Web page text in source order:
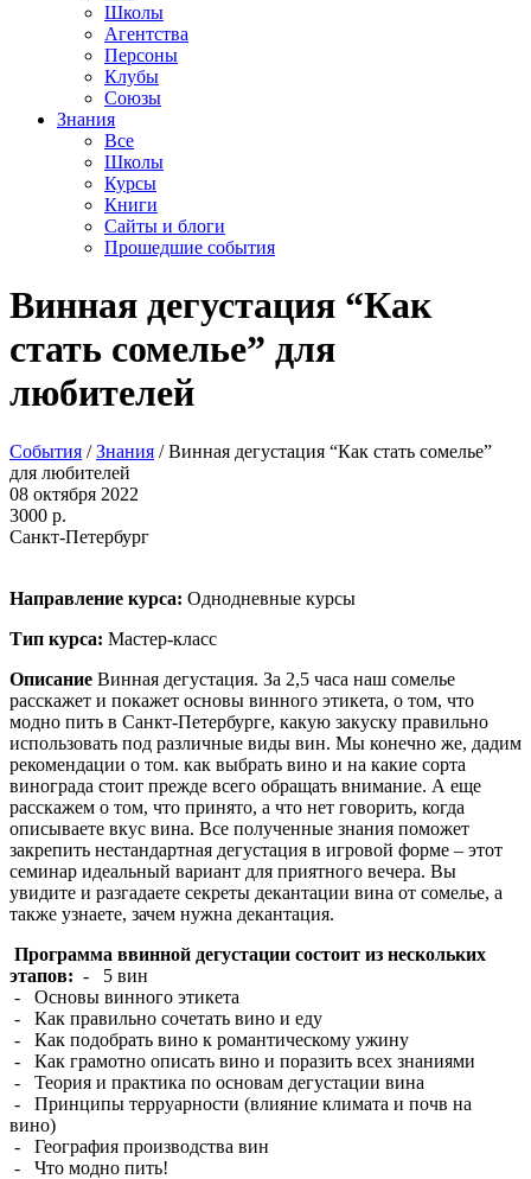
Школы
Агентства
Персоны
Клубы
Союзы
Знания
Все
Школы
Курсы
Книги
Сайты и блоги
Прошедшие события
Винная дегустация “Как
стать сомелье” для
любителей
События /Знания /Винная дегустация “Как стать сомелье”
для любителей
08 октября 2022
3000 р.
Санкт-Петербург
Направление курса: Однодневные курсы
Тип курса: Мастер-класс
Описание Винная дегустация. За 2,5 часа наш сомелье
расскажет и покажет основы винного этикета, о том, что
модно пить в Санкт-Петербурге, какую закуску правильно
использовать под различные виды вин. Мы конечно же, дадим
рекомендации о том. как выбрать вино и на какие сорта
винограда стоит прежде всего обращать внимание. А еще
расскажем о том, что принято, а что нет говорить, когда
описываете вкус вина. Все полученные знания поможет
закрепить нестандартная дегустация в игровой форме – этот
семинар идеальный вариант для приятного вечера. Вы
увидите и разгадаете секреты декантации вина от сомелье, а
также узнаете, зачем нужна декантация.
Программа ввинной дегустации состоит из нескольких
этапов: - 5 вин
- Основы винного этикета
- Как правильно сочетать вино и еду
- Как подобрать вино к романтическому ужину
- Как грамотно описать вино и поразить всех знаниями
- Теория и практика по основам дегустации вина
- Принципы терруарности (влияние климата и почв на
вино)
- География производства вин
- Что модно пить!